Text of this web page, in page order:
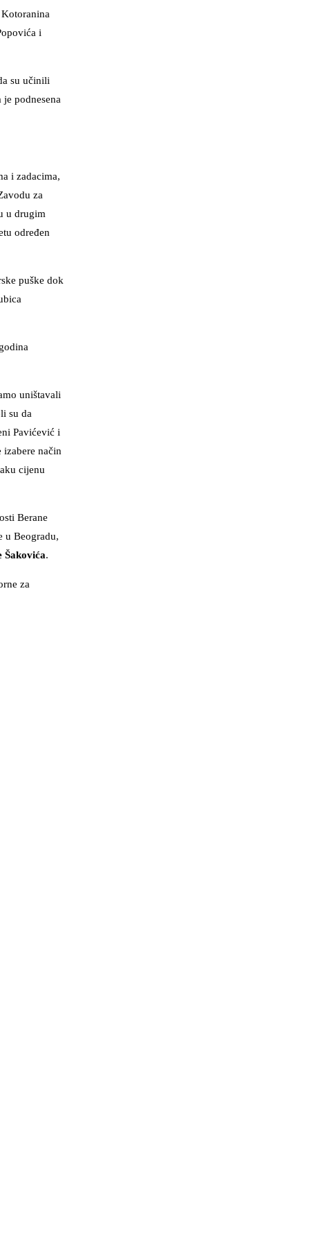
i
su učinili
podnesena
i zadacima,
za
u drugim
određen
puške dok
uništavali
su da
Pavićević i
izabere način
cijenu
Berane
u Beogradu,
Šakovića.
za